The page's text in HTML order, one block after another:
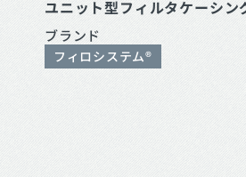
ユニット型フィルタケーシン
ブランド
フィロシステム®